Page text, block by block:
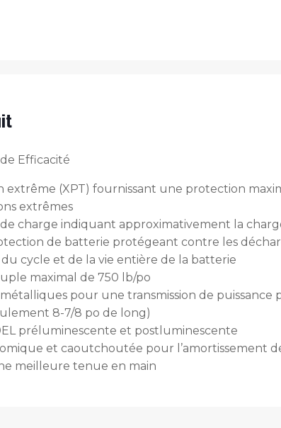
Efficacité
(XPT) fournissant une protection
extrêmes
charge indiquant approximativement la
de batterie protégeant contre les
cycle et de la vie entière de la batterie
maximal de 750 lb/po
pour une transmission de puissance
8-7/8 po de long)
préluminescente et postluminescente
et caoutchoutée pour l’amortissement
meilleure tenue en main